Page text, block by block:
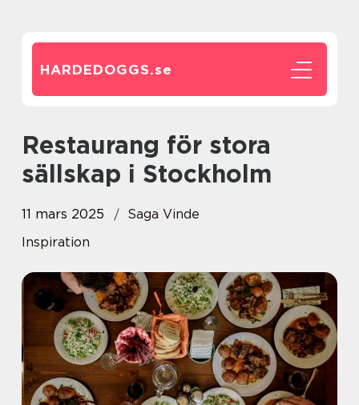
HARDEDOGGS.se
Restaurang för stora
sällskap i Stockholm
11 mars 2025
Saga Vinde
Inspiration